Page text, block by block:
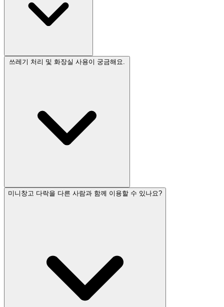
미니창고 다락을 다른 사람과 함께 이용할 수 있나요?